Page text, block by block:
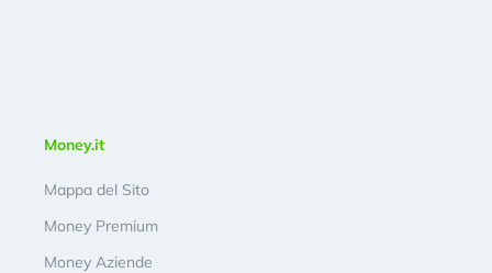
Money.it
Mappa del Sito
Money Premium
Money Aziende